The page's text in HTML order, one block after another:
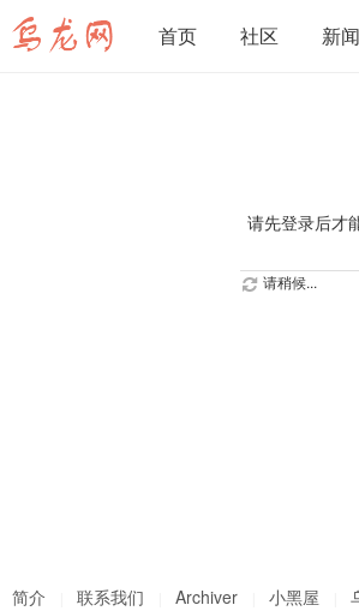
首页 社区 新闻
请先登录后才
请稍候...
简介 联系我们 Archiver 小黑屋